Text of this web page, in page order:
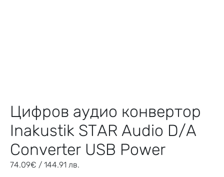
Цифров аудио конвертор
Inakustik STAR Audio D/A
Converter USB Power
74.09€ / 144.91 лв.